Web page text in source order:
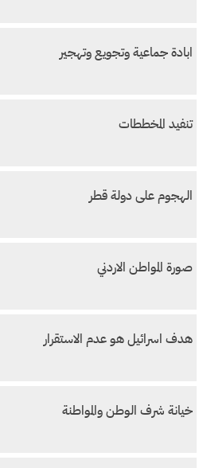
ابادة جماعية وتجويع وتهجير
تنفيد المخططات
الهجوم على دولة قطر
صورة المواطن الاردني
هدف اسرائيل هو عدم الاستقرار
خيانة شرف الوطن والمواطنة